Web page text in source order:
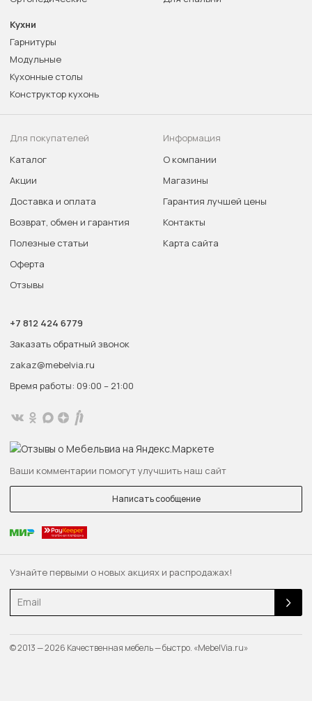
Узнайте первыми о новых акциях и распродажах!
Email
Кухни
Гарнитуры
Модульные
Кухонные столы
Конструктор кухонь
Для покупателей
Каталог
Акции
Доставка и оплата
Возврат, обмен и гарантия
Полезные статьи
Оферта
Отзывы
Информация
О компании
Магазины
Гарантия лучшей цены
Контакты
Карта сайта
+7 812 424 6779
Заказать обратный звонок
zakaz@mebelvia.ru
Время работы: 09:00 – 21:00
Ваши комментарии помогут улучшить наш сайт
Написать сообщение
© 2013 — 2026 Качественная мебель — быстро. «MebelVia.ru»